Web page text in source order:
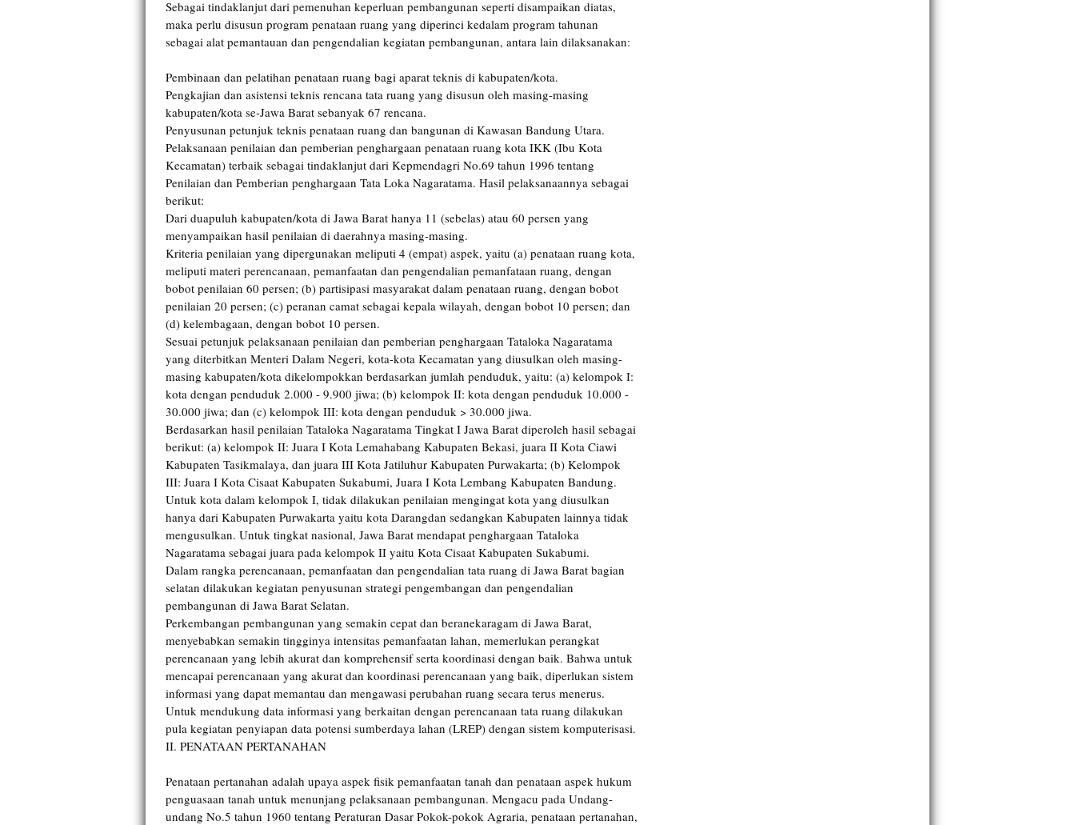
Sebagai tindaklanjut dari pemenuhan keperluan pembangunan seperti disampaikan diatas,
maka perlu disusun program penataan ruang yang diperinci kedalam program tahunan
sebagai alat pemantauan dan pengendalian kegiatan pembangunan, antara lain dilaksanakan:
Pembinaan dan pelatihan penataan ruang bagi aparat teknis di kabupaten/kota.
Pengkajian dan asistensi teknis rencana tata ruang yang disusun oleh masing-masing
kabupaten/kota se-Jawa Barat sebanyak 67 rencana.
Penyusunan petunjuk teknis penataan ruang dan bangunan di Kawasan Bandung Utara.
Pelaksanaan penilaian dan pemberian penghargaan penataan ruang kota IKK (Ibu Kota
Kecamatan) terbaik sebagai tindaklanjut dari Kepmendagri No.69 tahun 1996 tentang
Penilaian dan Pemberian penghargaan Tata Loka Nagaratama. Hasil pelaksanaannya sebagai
berikut:
Dari duapuluh kabupaten/kota di Jawa Barat hanya 11 (sebelas) atau 60 persen yang
menyampaikan hasil penilaian di daerahnya masing-masing.
Kriteria penilaian yang dipergunakan meliputi 4 (empat) aspek, yaitu (a) penataan ruang kota,
meliputi materi perencanaan, pemanfaatan dan pengendalian pemanfataan ruang, dengan
bobot penilaian 60 persen; (b) partisipasi masyarakat dalam penataan ruang, dengan bobot
penilaian 20 persen; (c) peranan camat sebagai kepala wilayah, dengan bobot 10 persen; dan
(d) kelembagaan, dengan bobot 10 persen.
Sesuai petunjuk pelaksanaan penilaian dan pemberian penghargaan Tataloka Nagaratama
yang diterbitkan Menteri Dalam Negeri, kota-kota Kecamatan yang diusulkan oleh masing-
masing kabupaten/kota dikelompokkan berdasarkan jumlah penduduk, yaitu: (a) kelompok I:
kota dengan penduduk 2.000 - 9.900 jiwa; (b) kelompok II: kota dengan penduduk 10.000 -
30.000 jiwa; dan (c) kelompok III: kota dengan penduduk > 30.000 jiwa.
Berdasarkan hasil penilaian Tataloka Nagaratama Tingkat I Jawa Barat diperoleh hasil sebagai
berikut: (a) kelompok II: Juara I Kota Lemahabang Kabupaten Bekasi, juara II Kota Ciawi
Kabupaten Tasikmalaya, dan juara III Kota Jatiluhur Kabupaten Purwakarta; (b) Kelompok
III: Juara I Kota Cisaat Kabupaten Sukabumi, Juara I Kota Lembang Kabupaten Bandung.
Untuk kota dalam kelompok I, tidak dilakukan penilaian mengingat kota yang diusulkan
hanya dari Kabupaten Purwakarta yaitu kota Darangdan sedangkan Kabupaten lainnya tidak
mengusulkan. Untuk tingkat nasional, Jawa Barat mendapat penghargaan Tataloka
Nagaratama sebagai juara pada kelompok II yaitu Kota Cisaat Kabupaten Sukabumi.
Dalam rangka perencanaan, pemanfaatan dan pengendalian tata ruang di Jawa Barat bagian
selatan dilakukan kegiatan penyusunan strategi pengembangan dan pengendalian
pembangunan di Jawa Barat Selatan.
Perkembangan pembangunan yang semakin cepat dan beranekaragam di Jawa Barat,
menyebabkan semakin tingginya intensitas pemanfaatan lahan, memerlukan perangkat
perencanaan yang lebih akurat dan komprehensif serta koordinasi dengan baik. Bahwa untuk
mencapai perencanaan yang akurat dan koordinasi perencanaan yang baik, diperlukan sistem
informasi yang dapat memantau dan mengawasi perubahan ruang secara terus menerus.
Untuk mendukung data informasi yang berkaitan dengan perencanaan tata ruang dilakukan
pula kegiatan penyiapan data potensi sumberdaya lahan (LREP) dengan sistem komputerisasi.
II. PENATAAN PERTANAHAN
Penataan pertanahan adalah upaya aspek fisik pemanfaatan tanah dan penataan aspek hukum
penguasaan tanah untuk menunjang pelaksanaan pembangunan. Mengacu pada Undang-
undang No.5 tahun 1960 tentang Peraturan Dasar Pokok-pokok Agraria, penataan pertanahan,